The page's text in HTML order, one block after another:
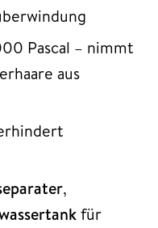
Pascal – nimmt
aus
,
für